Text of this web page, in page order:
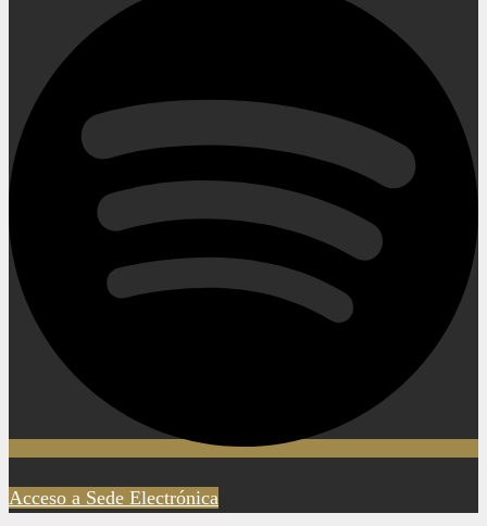
Acceso a Sede Electrónica